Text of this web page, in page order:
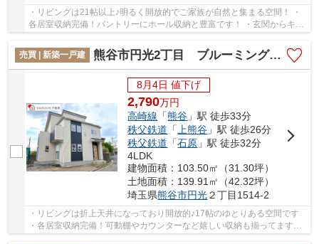
・リビングは21帖以上♪明るく開放的でご家族が自然と集まる空間！ ・
各居室収納完備！パントリーにホール収納と豊富です！ ・玄関からキッ
売買 | 新築一戸建
熊谷市円光2丁目 ブルーミングガーデン 新築戸建 全1棟 1号棟
8月4日 値下げ
2,790万円
高崎線 「熊谷 」駅 徒歩33分
秩父鉄道 「 上熊谷 」駅 徒歩26分
秩父鉄道 「石原 」駅 徒歩32分
4LDK
建物面積：103.50㎡（31.30坪）
土地面積：139.91㎡（42.32坪）
埼玉県熊谷市円光２丁目1514-2
・リビングは折上天井になっており開放的♪17帖のゆとりある空間です
・各居室収納完備！可動棚やカウンターなど嬉しい収納も揃ってます！
・徒歩圏内に商業施設が揃う便利な住環境です...